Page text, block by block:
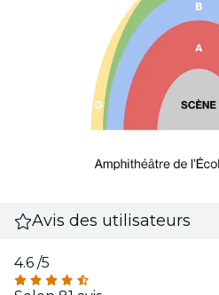
Avis des utilisateurs
4.6 /5